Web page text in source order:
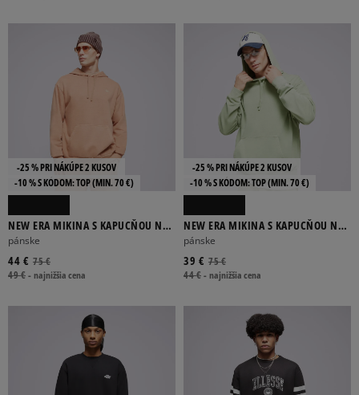
-10 % S KÓDOM: TOP (MIN. 70 €)
-25 % PRI NÁKÚPE 2 KUSOV
NEW ERA MIKINA S KAPUCŇOU NE
WASHED OVERSIZED NONE
pánske
75 €
44 €
49 €-najnižšia cena
-10 % S KÓDOM: TOP (MIN. 70 €)
-25 % PRI NÁKÚPE 2 KUSOV
NEW ERA MIKINA S KAPUCŇOU NE
WASHED OVERSIZED NONE
pánske
75 €
39 €
44 €-najnižšia cena